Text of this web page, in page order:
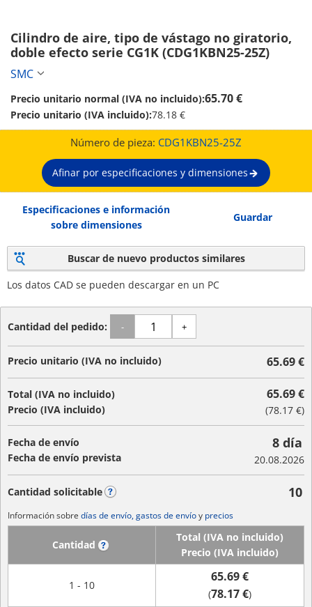
Cilindro de aire, tipo de vástago no giratorio,
doble efecto serie CG1K (CDG1KBN25-25Z)
SMC
Precio unitario normal (IVA no incluido):65.70 €
Precio unitario (IVA incluido):78.18 €
Número de pieza: CDG1KBN25-25Z
Afinar por especificaciones y dimensiones
Especificaciones e información
sobre dimensiones
Guardar
Buscar de nuevo productos similares
Los datos CAD se pueden descargar en un PC
Cantidad del pedido: - +
Precio unitario (IVA no incluido) 65.69 €
Total (IVA no incluido)
Precio (IVA incluido)
65.69 €
(78.17 €)
Fecha de envío
Fecha de envío prevista
8 día
20.08.2026
Cantidad solicitable 10
Información sobre días de envío, gastos de envíoy precios
Cantidad
Total (IVA no incluido)
Precio (IVA incluido)
1 - 10
65.69 €
(78.17 €)